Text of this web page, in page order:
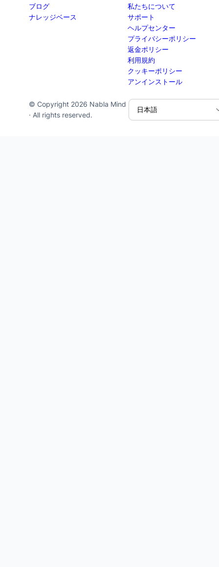
ブログ
ナレッジベース
私たちについて
サポート
ヘルプセンター
プライバシーポリシー
返金ポリシー
利用規約
クッキーポリシー
アンインストール
© Copyright 2026 Nabla Mind
· All rights reserved.